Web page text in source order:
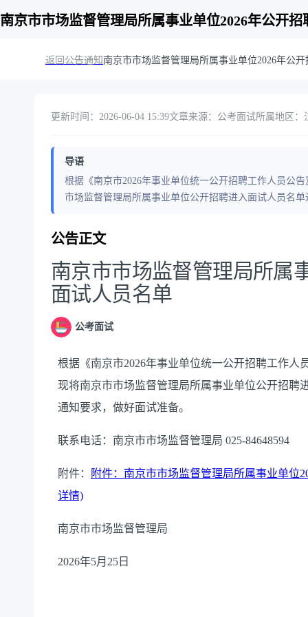
南京市市场监督管理局所属事业单位2026年公开
返回公告通知南京市市场监督管理局所属事业单位2026年公
更新时间：2026-06-04 15:39文章来源：公考面试所属地区：
导语
根据《南京市2026年事业单位统一公开招聘工作人员公
市场监督管理局所属事业单位公开招聘进入面试人员名
公告正文
南京市市场监督管理局所属
面试人员名单
公考面试
根据《南京市2026年事业单位统一公开招聘工作人
现将南京市市场监督管理局所属事业单位公开招聘
通知要求，做好面试准备。
联系电话：南京市市场监督管理局 025-84648594
附件：
附件：南京市市场监督管理局所属事业单位
详情)
南京市市场监督管理局
2026年5月25日